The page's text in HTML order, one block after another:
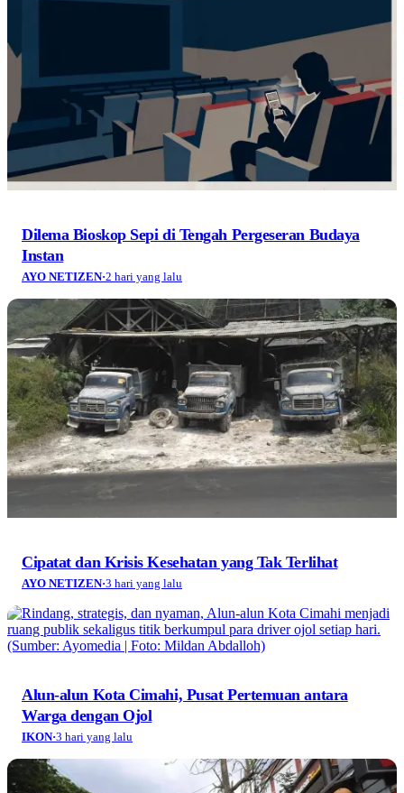
Dilema Bioskop Sepi di Tengah Pergeseran Budaya
Instan
AYO NETIZEN·2 hari yang lalu
Cipatat dan Krisis Kesehatan yang Tak Terlihat
AYO NETIZEN·3 hari yang lalu
Alun-alun Kota Cimahi, Pusat Pertemuan antara
Warga dengan Ojol
IKON·3 hari yang lalu